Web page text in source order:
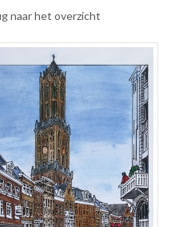
naar het overzicht